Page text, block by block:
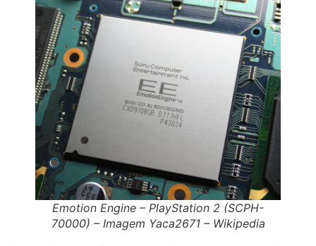
Emotion Engine – PlayStation 2 (SCPH-
70000) – Imagem Yaca2671 – Wikipedia